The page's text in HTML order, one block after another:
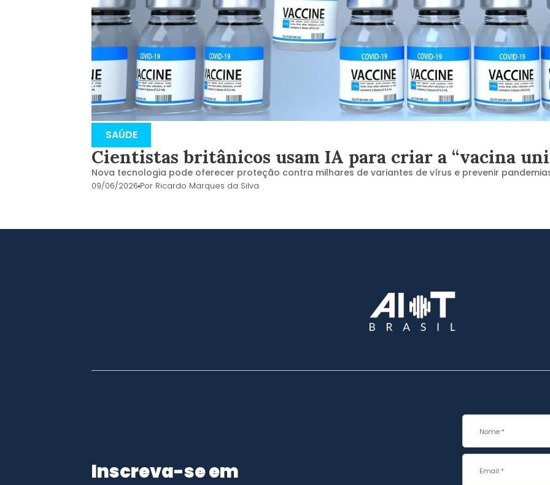
SAÚDE
Cientistas britânicos usam IA para criar a “vacina
Nova tecnologia pode oferecer proteção contra milhares de variantes de vírus e prevenir
09/06/2026Por Ricardo Marques da Silva
Inscreva-se em